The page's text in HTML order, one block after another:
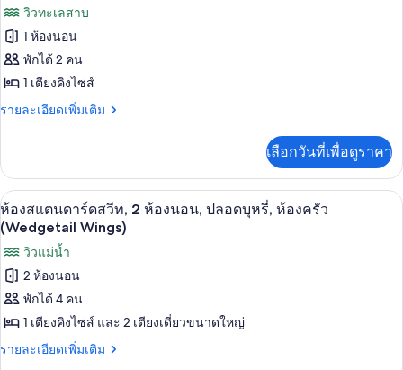
สำหรับ
ห้อง
พัก
ทั้งหมด
ของ
ฮัน
นี
มูน
ดิโอ,
ปลอด
บุหรี่,
ห้อง
ครัว
ขนาด
เล็ก
(Seaglenest
วิวทะเลสาบ
1 ห้องนอน
พักได้ 2 คน
1 เตียงคิงไซส์
รายละเอียดเพิ่มเติม
ราย
เกี่ยว
กับ
ฮัน
นี
มูน
สตู
ดิ
โอ,
ปลอด
บุหรี่,
ครัว
เลือกวันที่เพื่อดูราคา
เปิด
ภาพถ่าย
ทั้งหมด
ของ
ห้อง
สแตนดาร์ด
สวีท,
ห้องสแตนดาร์ดสวีท, 2 ห้องนอน, ปลอด
5
ห้องสแตนดาร์ดสวีท, 2 ห้องนอน, ปลอดบุหรี่, ห้องครัว
(Wedgetail Wings)
วิวแม่น้ำ
2 ห้องนอน
พักได้ 4 คน
1 เตียงคิงไซส์ และ 2 เตียงเดี่ยวขนาดใหญ่
รายละเอียดเพิ่มเติม
ราย